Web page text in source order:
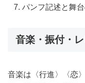
パンフ記述と舞
音楽・振付・
音楽は〈行進〉〈恋